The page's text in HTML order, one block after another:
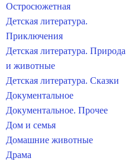
Остросюжетная
Детская литература.
Приключения
Детская литература. Природа
и животные
Детская литература. Сказки
Документальное
Документальное. Прочее
Дом и семья
Домашние животные
Драма